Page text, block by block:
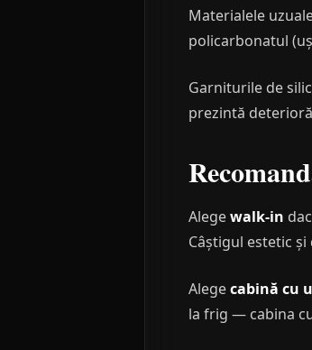
Materialele
policarbonatul
Garniturile de
prezintă
Alegewalk-in
Câștigul estetic
Alegecabină cu
la frig — cabina